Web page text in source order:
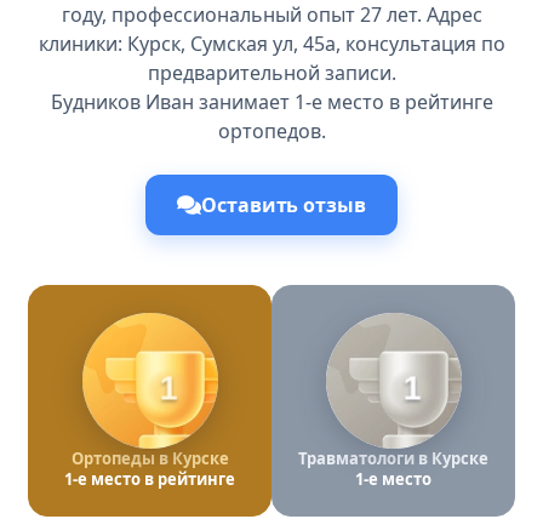
году, профессиональный опыт 27 лет. Адрес
клиники: Курск, Сумская ул, 45а, консультация по
предварительной записи.
Будников Иван занимает 1-е место в рейтинге
ортопедов.
Оставить отзыв
1
Ортопеды в Курске
1-е место в рейтинге
1
Травматологи в Курске
1-е место